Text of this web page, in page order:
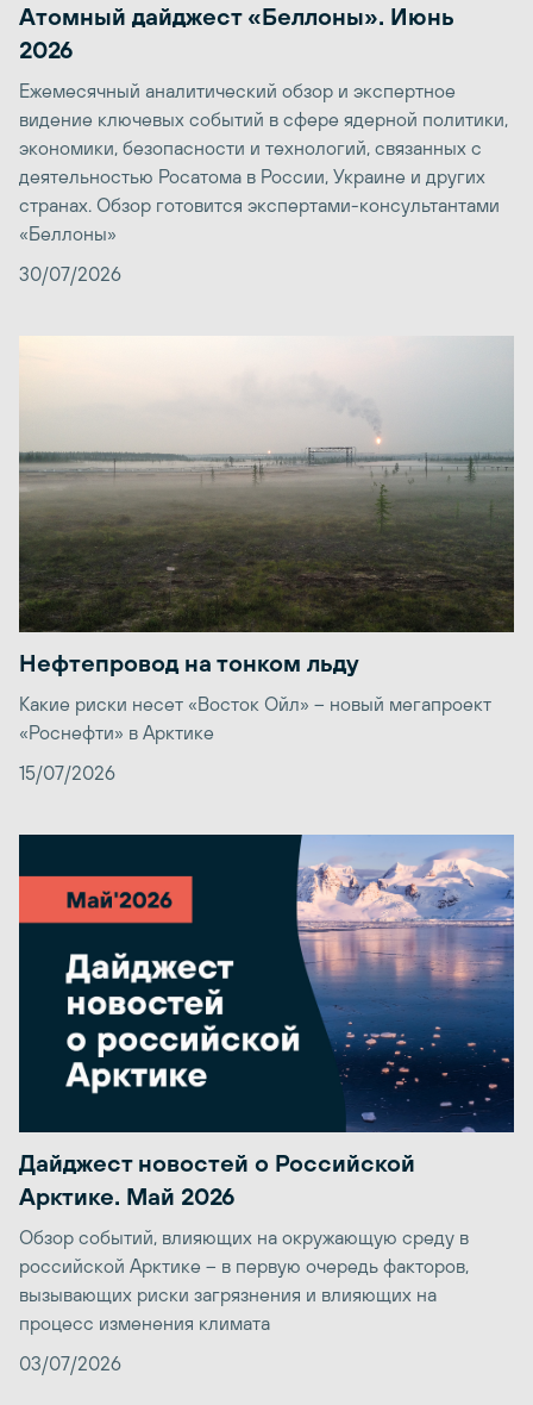
Атомный дайджест «Беллоны». Июнь
2026
Ежемесячный аналитический обзор и экспертное
видение ключевых событий в сфере ядерной политики,
экономики, безопасности и технологий, связанных с
деятельностью Росатома в России, Украине и других
странах. Обзор готовится экспертами-консультантами
«Беллоны»
30/07/2026
Нефтепровод на тонком льду
Какие риски несет «Восток Ойл» – новый мегапроект
«Роснефти» в Арктике
15/07/2026
Дайджест новостей о Российской
Арктике. Май 2026
Обзор событий, влияющих на окружающую среду в
российской Арктике – в первую очередь факторов,
вызывающих риски загрязнения и влияющих на
процесс изменения климата
03/07/2026